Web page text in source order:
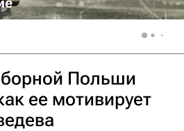
Польши
ее мотивирует